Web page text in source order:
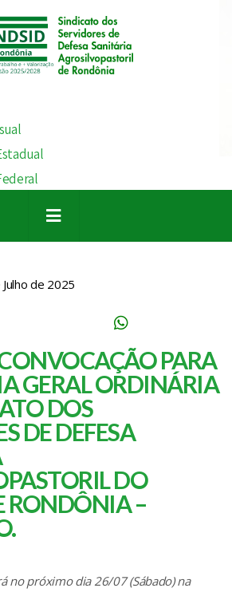
de 2025
PARA
GERAL ORDINÁRIA
DOS
DE DEFESA
DO
RONDÔNIA –
no próximo dia 26/07 (Sábado) na